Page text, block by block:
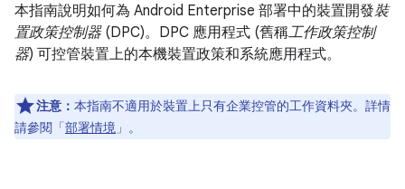
本指南說明如何為 Android Enterprise 部署中的裝置開發裝
置政策控制器(DPC)。DPC 應用程式 (舊稱工作政策控制
器) 可控管裝置上的本機裝置政策和系統應用程式。
注意： 本指南不適用於裝置上只有企業控管的工作資料夾。詳情
請參閱「部署情境 」。